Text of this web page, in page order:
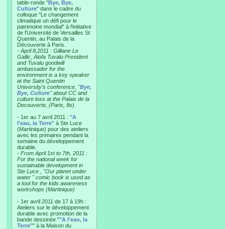
table-ronde "Bye, Bye,
Culture" dans le cadre du
colloque "Le changement
climatique un défi pour le
patrimoine mondial" à l'initiative
de l'Université de Versailles St
Quentin, au Palais de la
Découverte à Paris.
- April 8,2011 : Gilliane Le
Gallic, Alofa Tuvalu President
and Tuvalu goodwill
ambassador for the
environment is a key speaker
at the Saint Quentin
University’s conference, "Bye,
Bye, Culture" about CC and
culture loss at the Palais de la
Decouverte, (Paris, 8e).
- 1er au 7 avril 2011 : "A
l'eau, la Terre" à Ste Luce
(Martinique) pour des ateliers
avec les primaires pendant la
semaine du développement
durable.
- From April 1st to 7th, 2011 :
For the national week for
sustainable development in
Ste Luce , "Our planet under
water " comic book is used as
a tool for the kids awareness
workshops (Martinique)
- 1er avril 2011 de 17 à 19h :
Ateliers sur le développement
durable avec promotion de la
bande dessinée ""A l'eau, la
Terre"" à la Maison du